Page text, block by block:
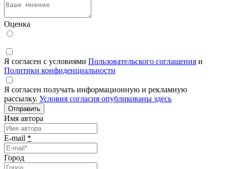
Оценка
Я согласен с условиями Пользовательского соглашения и
Политики конфиденциальности
Я согласен получать информационную и рекламную
рассылку. Условия согласия опубликованы здесь
Отправить
Имя автора
E-mail *
Город